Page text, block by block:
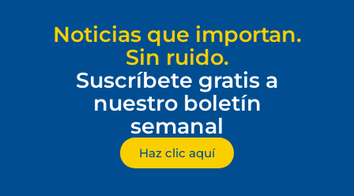
Noticias que importan.
Sin ruido.
Suscríbete gratis a
nuestro boletín
semanal
Haz clic aquí